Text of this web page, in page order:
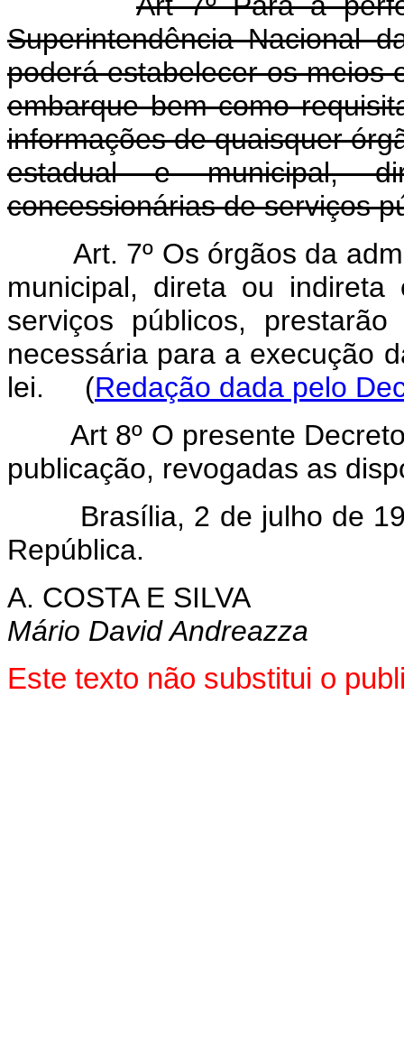
Superintendência Nacional
poderá estabelecer os meios
embarque bem como
informações de quaisquer
estadual e municipal,
concessionárias de serviços
Art. 7º Os órgãos da
municipal, direta ou
serviços públicos,
necessária para a execução
lei. (Redação dada pelo
Art 8º O presente
publicação, revogadas as
Brasília, 2 de julho de
República.
A. COSTA E SILVA
Mário David Andreazza
Este texto não substitui o